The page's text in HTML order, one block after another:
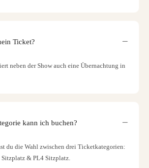
Ticket?
neben der Show auch eine Übernachtung in
kann ich buchen?
du die Wahl zwischen drei Ticketkategorien:
& PL4 Sitzplatz.